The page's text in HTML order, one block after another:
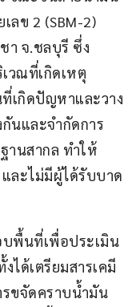
ข 2 (SBM-2)
า จ.ชลบุรี ซึ่ง
วณที่เกิดเหตุ
เกิดปัญหาและวาง
นและจำกัดการ
านสากล ทำให้
ละไม่มีผู้ได้รับบาด
บพื้นที่เพื่อประเมิน
ได้เตรียมสารเคมี
ขจัดคราบน้ำมัน